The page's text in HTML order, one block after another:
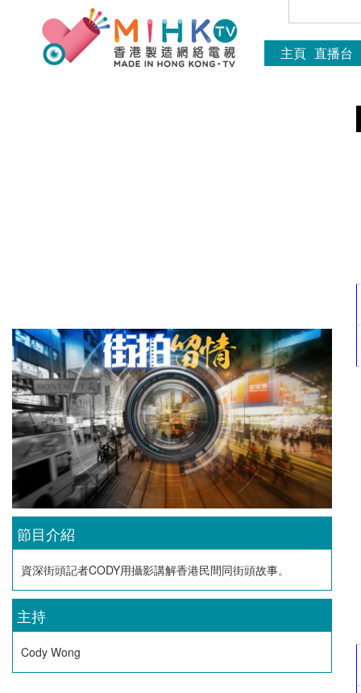
主頁 直播台
節目介紹
資深街頭記者CODY用攝影講解香港民間同街頭故事。
主持
Cody Wong